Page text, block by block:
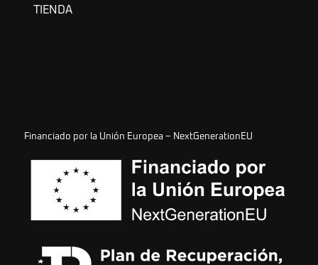
TIENDA
Financiado por la Unión Europea – NextGenerationEU